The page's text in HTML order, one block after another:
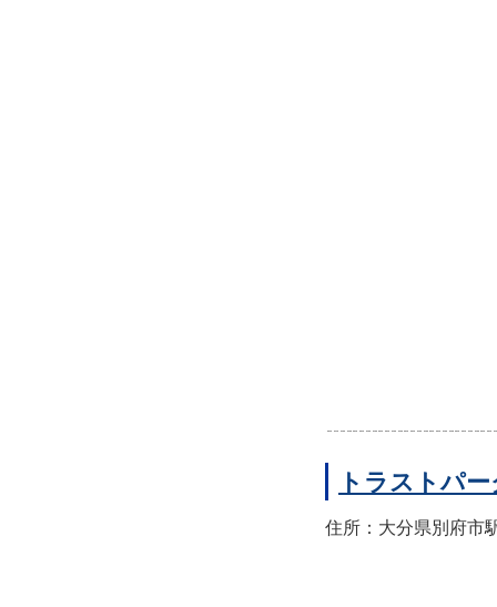
トラストパ
住所：大分県別府市